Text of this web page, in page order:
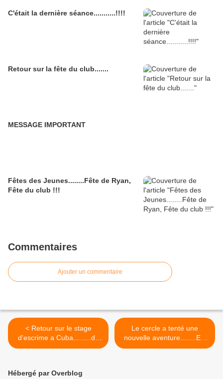
C'était la dernière séance...........!!!!
Retour sur la fête du club.......
MESSAGE IMPORTANT
Fêtes des Jeunes........Fête de Ryan,
Fête du club !!!
Commentaires
Ajouter un commentaire
< Retour sur le stage
d'escrime a Cuba.........du
11 au 21 avril 2025
Le cercle a tenté une
nouvelle aventure........EN
GARDE, PRET, COUREZ
Hébergé par Overblog